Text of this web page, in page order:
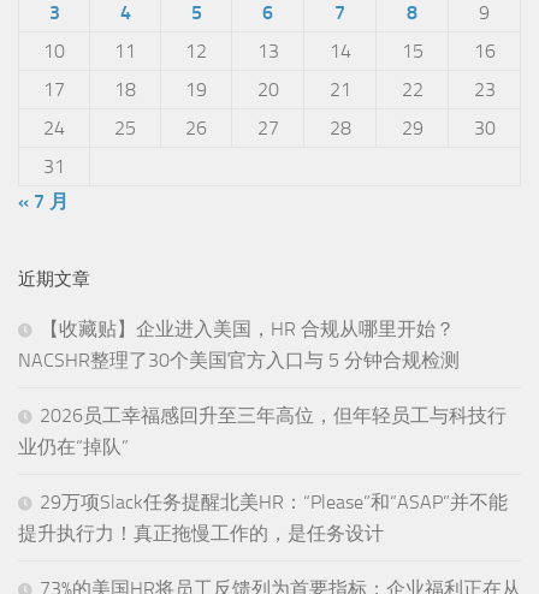
3
4 5 6 7 8
9
10
11 12 13 14 15
16
17
18 19 20 21 22
23
24
25 26 27 28 29
30
31
« 7 月
近期文章
【收藏贴】企业进入美国，HR 合规从哪里开始？
NACSHR整理了30个美国官方入口与 5 分钟合规检测
2026员工幸福感回升至三年高位，但年轻员工与科技行
业仍在“掉队”
29万项Slack任务提醒北美HR：“Please”和“ASAP”并不能
提升执行力！真正拖慢工作的，是任务设计
73%的美国HR将员工反馈列为首要指标：企业福利正在从